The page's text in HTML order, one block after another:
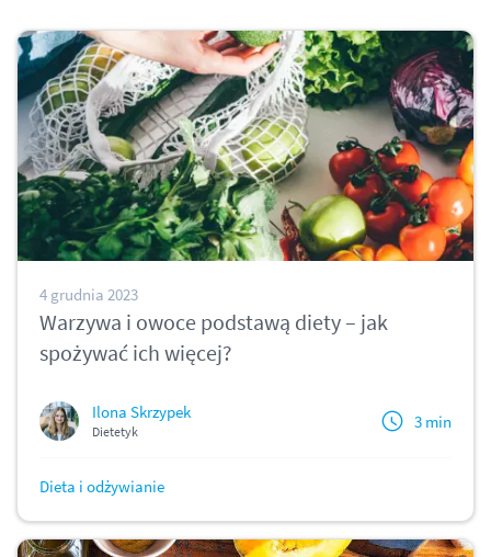
4 grudnia 2023
Warzywa i owoce podstawą diety – jak
spożywać ich więcej?
Ilona Skrzypek
Dietetyk 3 min
Dieta i odżywianie